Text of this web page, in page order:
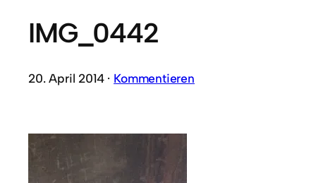
IMG_0442
20. April 2014 · Kommentieren